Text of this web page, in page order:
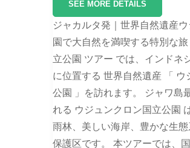
SEE MORE DETAILS
ジャカルタ発｜世界自然遺産
園で大自然を満喫する特別な
立公園 ツアー では、インドネ
に位置する 世界自然遺産 「 ウ
公園 」を訪れます。 ジャワ島
れる ウジュンクロン国立公園
雨林、美しい海岸、豊かな生
保護区です。 本ツアーでは、